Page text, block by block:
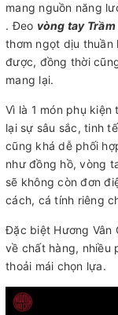
mang nguồn năng
. Đeo vòng tay
thơm ngọt dịu thuần
được, đồng thời
mang lại.
Vì là 1 món phụ
lại sự sâu sắc, tinh
cũng khá dễ phối
như đồng hồ, vòng
sẽ không còn đơn
cách, cá tính riêng
Đặc biệt Hương Vân
về chất hàng, nhiều
thoải mái chọn lựa.